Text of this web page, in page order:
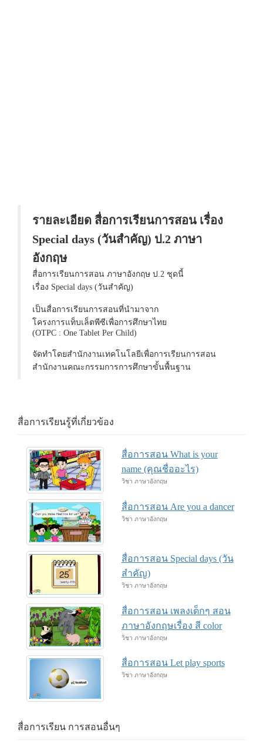
รายละเอียด สื่อการเรียนการสอน เรื่อง
Special days (วันสำคัญ) ป.2 ภาษา
อังกฤษ
สื่อการเรียนการสอน ภาษาอังกฤษ ป.2 ชุดนี้
เรื่อง Special days (วันสำคัญ)
เป็นสื่อการเรียนการสอนที่นำมาจาก
โครงการแท็บเล็ตพีซีเพื่อการศึกษาไทย
(OTPC : One Tablet Per Child)
จัดทำโดยสำนักงานเทคโนโลยีเพื่อการเรียนการสอน
สำนักงานคณะกรรมการการศึกษาขั้นพื้นฐาน
สื่อการเรียนรู้ที่เกี่ยวข้อง
สื่อการสอน What is your
name (คุณชื่ออะไร)
วิชา ภาษาอังกฤษ
สื่อการสอน Are you a dancer
วิชา ภาษาอังกฤษ
สื่อการสอน Special days (วัน
สำคัญ)
วิชา ภาษาอังกฤษ
สื่อการสอน เพลงเด็กๆ สอน
ภาษาอังกฤษเรื่อง สี color
วิชา ภาษาอังกฤษ
สื่อการสอน Let play sports
วิชา ภาษาอังกฤษ
สื่อการเรียน การสอนอื่นๆ